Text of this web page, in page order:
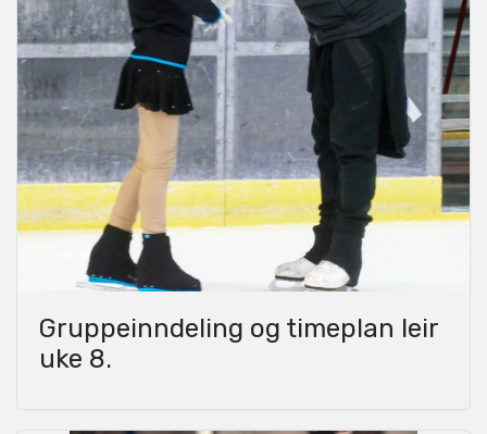
Gruppeinndeling og timeplan leir
uke 8.